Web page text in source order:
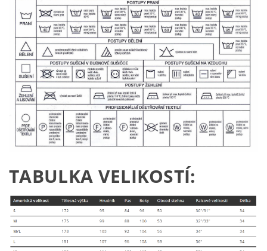
TABULKA VELIKOSTÍ: